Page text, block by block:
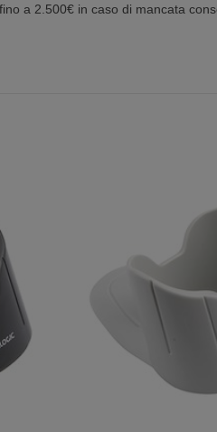
a 2.500€ in caso di mancata